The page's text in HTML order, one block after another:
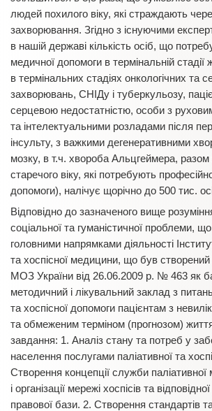
людей похилого віку, які страждають
захворювання. Згідно з існуючими
в нашій державі кількість осіб, що
медичної допомоги в термінальній стадії
в термінальних стадіях онкологічних та
захворювань, СНІДу і туберкульозу,
серцевою недостатністю, особи з
та інтелектуальними розладами після
інсульту, з важкими дегенеративними
мозку, в т.ч. хвороба Альцгеймера,
старечого віку, які потребують
допомоги), налічує щорічно до 500 тис.
Відповідно до зазначеного вище
соціальної та гуманістичної проблеми,
головними напрямками діяльності
та хоспісної медицини, що був створений
МОЗ України від 26.06.2009 р. № 463 як
методичний і лікувальний заклад з
та хоспісної допомоги пацієнтам з
та обмеженим терміном (прогнозом)
завдання: 1. Аналіз стану та потреб у
населення послугами паліативної та
Створення концепції служби
і організації мережі хоспісів та
правової бази. 2. Створення стандартів